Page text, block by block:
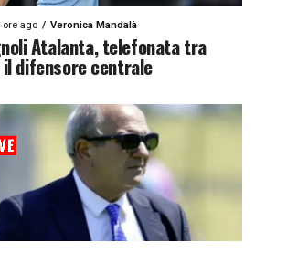
ore ago Veronica Mandalà
Atalanta, telefonata tra
difensore centrale